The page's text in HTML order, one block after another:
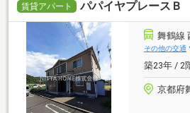
賃貸アパート パパイヤプレースＢ
舞鶴線
その他の交通
築23年 / 2
京都府